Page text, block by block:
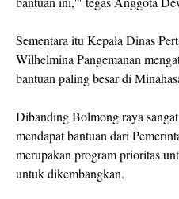
Sementara itu Kepala Dinas
Wilhelmina Pangemanan
bantuan paling besar di
Dibanding Bolmong raya
mendapat bantuan dari
merupakan program prioritas
untuk dikembangkan.